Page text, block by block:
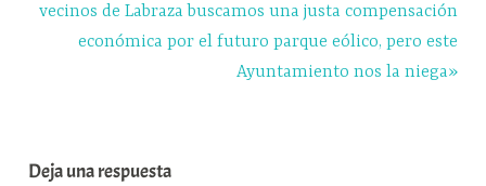
vecinos de Labraza buscamos una justa compensación
económica por el futuro parque eólico, pero este
Ayuntamiento nos la niega»
Deja una respuesta